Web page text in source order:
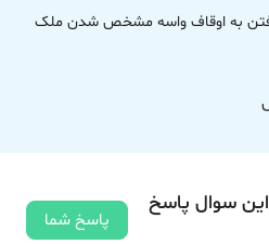
رفتن به اوقاف واسه مشخص شدن ملک
سوال پاسخ
پاسخ شما